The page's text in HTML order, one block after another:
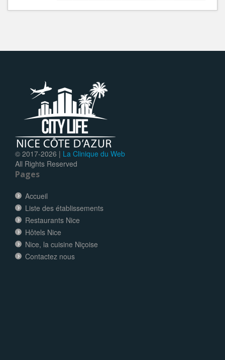
© 2017-2026 | La Clinique du Web
All Rights Reserved
Pages
Accueil
Liste des établissements
Restaurants Nice
Hôtels Nice
Nice, la cuisine Niçoise
Contactez nous